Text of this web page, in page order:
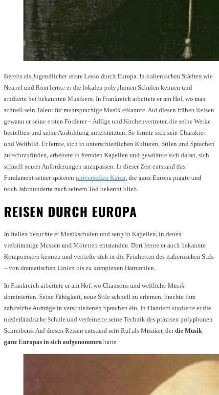
Bereits als Jugendlicher reiste Lasso durch Europa. In italienischen Städten wie
Neapel und Rom lernte er die lokalen polyphonen Schulen kennen und
studierte bei bekannten Musikern. In Frankreich arbeitete er am Hof, wo man
schnell sein Talent für mehrsprachige Musik erkannte. Auf diesen frühen Reisen
gewann er seine ersten Förderer – Adlige und Kirchenvertreter, die seine Werke
bestellten und seine Ausbildung unterstützten. So formte sich sein Charakter
und Weltbild. Er lernte, sich in unterschiedlichen Kulturen, Stilen und Sprachen
zurechtzufinden, arbeitete in fremden Kapellen und gewöhnte sich daran, sich
schnell neuen Anforderungen anzupassen. In dieser Zeit entstand das
Fundament seiner späteren universellen Kunst, die ganz Europa prägte und
noch Jahrhunderte nach seinem Tod bekannt blieb.
REISEN DURCH EUROPA
In Italien besuchte er Musikschulen und sang in Kapellen, in denen
vielstimmige Messen und Motetten entstanden. Dort lernte er auch bekannte
Komponisten kennen und vertiefte sich in die Feinheiten des italienischen Stils
– von dramatischen Linien bis zu komplexen Harmonien.
In Frankreich arbeitete er am Hof, wo Chansons und weltliche Musik
dominierten. Seine Fähigkeit, neue Stile schnell zu erlernen, brachte ihm
zahlreiche Aufträge in verschiedenen Sprachen ein. In Flandern studierte er die
niederländische Schule und verfeinerte seine Technik des präzisen polyphonen
Schreibens. Auf diesen Reisen entstand sein Ruf als Musiker, derdie Musik
ganz Europas in sich aufgenommen hatte.